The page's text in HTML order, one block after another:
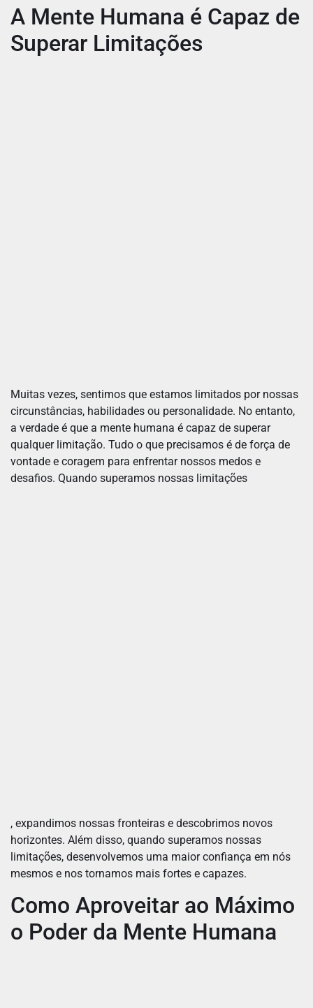
A Mente Humana é Capaz de
Superar Limitações
Muitas vezes, sentimos que estamos limitados por nossas
circunstâncias, habilidades ou personalidade. No entanto,
a verdade é que a mente humana é capaz de superar
qualquer limitação. Tudo o que precisamos é de força de
vontade e coragem para enfrentar nossos medos e
desafios. Quando superamos nossas limitações
, expandimos nossas fronteiras e descobrimos novos
horizontes. Além disso, quando superamos nossas
limitações, desenvolvemos uma maior confiança em nós
mesmos e nos tornamos mais fortes e capazes.
Como Aproveitar ao Máximo
o Poder da Mente Humana